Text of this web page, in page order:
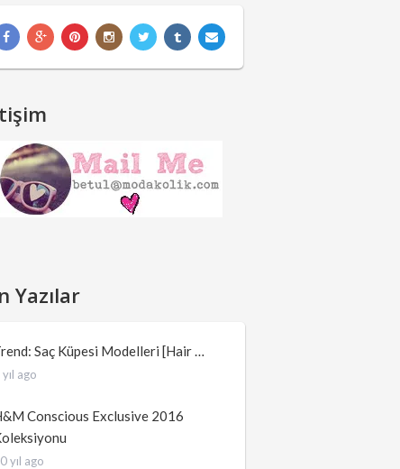
Yazılar
Saç Küpesi Modelleri [Hair …
yıl ago
Conscious Exclusive 2016
yıl ago